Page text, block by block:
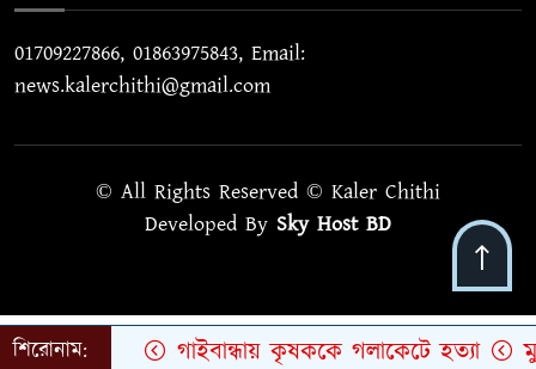
01709227866, 01863975843, Email:
news.kalerchithi@gmail.com
© All Rights Reserved © Kaler Chithi
Developed By Sky Host BD
শিরোনাম: গাইবান্ধায় কৃষককে গলাকেটে হত্যা